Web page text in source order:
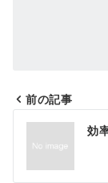
投
ナ
前の記事
効